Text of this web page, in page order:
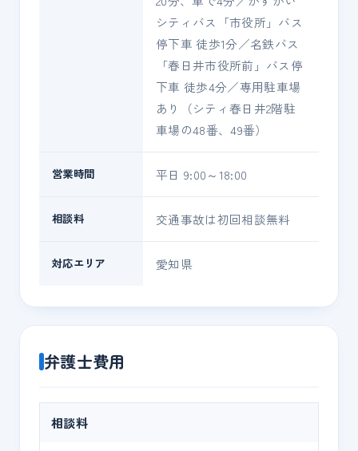
シティバス「市役所」バス
停下車 徒歩1分／名鉄バス
「春日井市役所前」バス停
下車 徒歩4分／専用駐車場
あり（シティ春日井2階駐
車場の48番、49番）
営業時間 平日 9:00～18:00
相談料 交通事故は初回相談無料
対応エリア 愛知県
弁護士費用
相談料